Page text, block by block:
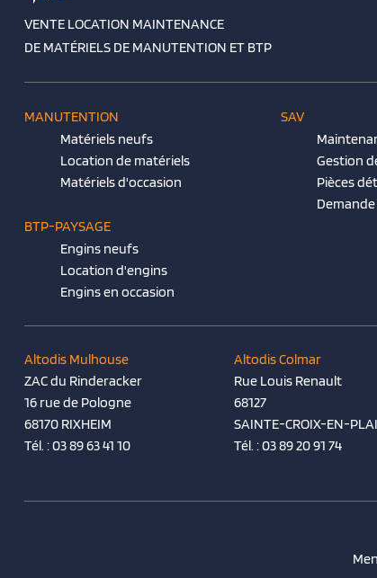
VENTE LOCATION MAINTENANCE
DE MATÉRIELS DE MANUTENTION ET BTP
MANUTENTION
Matériels neufs
Location de matériels
Matériels d'occasion
BTP-PAYSAGE
Engins neufs
Location d'engins
Engins en occasion
SAV
Gestion
Pièces
Altodis Mulhouse
ZAC du Rinderacker
16 rue de Pologne
68170 RIXHEIM
Tél. :03 89 63 41 10
Altodis Colmar
Rue Louis Renault
68127
SAINTE-CROIX-EN-
Tél. :03 89 20 91 74